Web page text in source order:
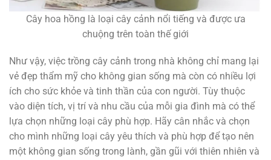
Cây hoa hồng là loại cây cảnh nổi tiếng và được ưa
chuộng trên toàn thế giới
Như vậy, việc trồng cây cảnh trong nhà không chỉ mang lại
vẻ đẹp thẩm mỹ cho không gian sống mà còn có nhiều lợi
ích cho sức khỏe và tinh thần của con người. Tùy thuộc
vào diện tích, vị trí và nhu cầu của mỗi gia đình mà có thể
lựa chọn những loại cây phù hợp. Hãy cân nhắc và chọn
cho mình những loại cây yêu thích và phù hợp để tạo nên
một không gian sống trong lành, gần gũi với thiên nhiên và